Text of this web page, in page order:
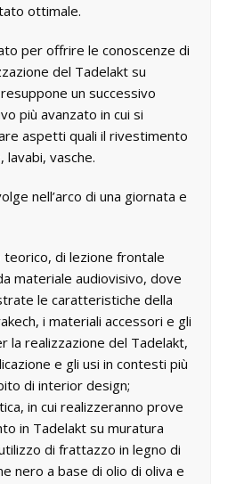
ottimale.
per offrire le conoscenze di
del Tadelakt su
un successivo
più avanzato in cui si
aspetti quali il rivestimento
lavabi, vasche.
nell’arco di una giornata e
teorico, di lezione frontale
materiale audiovisivo, dove
le caratteristiche della
i materiali accessori e gli
la realizzazione del Tadelakt,
e gli usi in contesti più
di interior design;
, in cui realizzeranno prove
in Tadelakt su muratura
di frattazzo in legno di
nero a base di olio di oliva e